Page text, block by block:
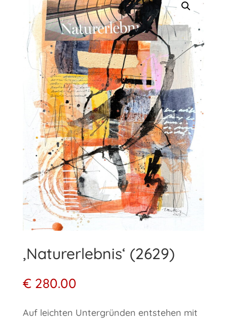
‚Naturerlebnis‘ (2629)
€280.00
Auf leichten Untergründen entstehen mit